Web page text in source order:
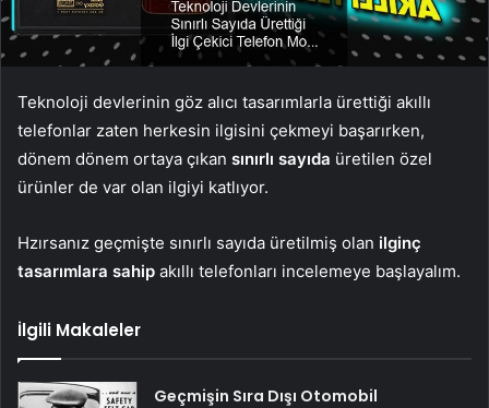
Teknoloji devlerinin göz alıcı tasarımlarla ürettiği akıllı
telefonlar zaten herkesin ilgisini çekmeyi başarırken,
dönem dönem ortaya çıkan sınırlı sayıda üretilen özel
ürünler de var olan ilgiyi katlıyor.
Hzırsanız geçmişte sınırlı sayıda üretilmiş olan ilginç
tasarımlara sahip akıllı telefonları incelemeye başlayalım.
İlgili Makaleler
Geçmişin Sıra Dışı Otomobil